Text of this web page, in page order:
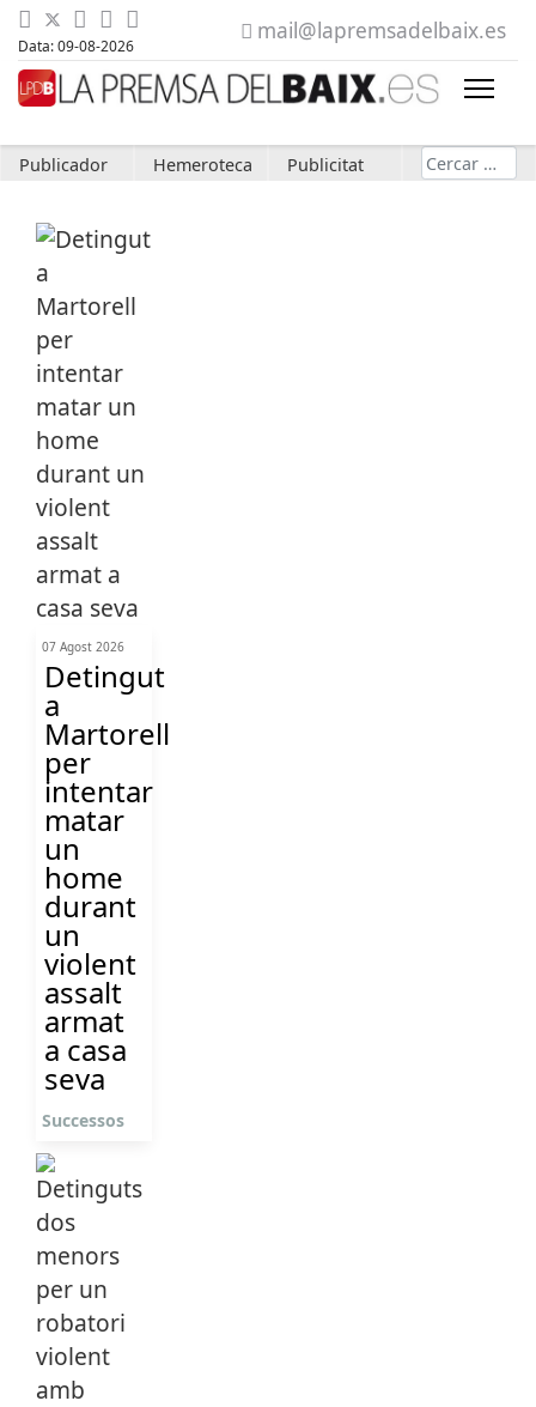
Data: 09-08-2026
mail@lapremsadelbaix.es
Publicador Hemeroteca Publicitat Cerca
07 Agost 2026
Detingut
a
Martorell
per
intentar
matar
un
home
durant
un
violent
assalt
armat
a casa
seva
Successos